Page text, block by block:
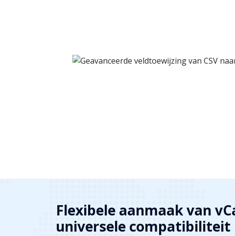
Flexibele aanmaak van
universele compatibiliteit